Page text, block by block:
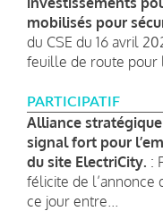
mobilisés pour
du CSE du 16 avril
feuille de route pour
PARTICIPATIF
Alliance
signal fort pour
du site ElectriCity. :
félicite de l’annonce
ce jour entre...